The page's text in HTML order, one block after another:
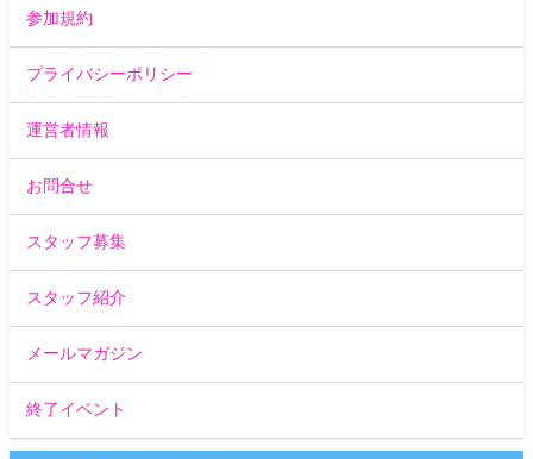
参加規約
プライバシーポリシー
運営者情報
お問合せ
スタッフ募集
スタッフ紹介
メールマガジン
終了イベント